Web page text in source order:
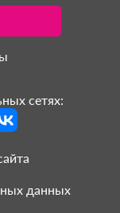
сетях:
данных